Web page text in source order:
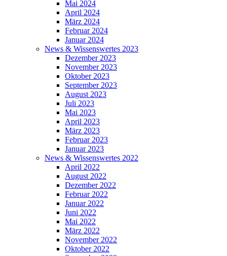
Mai 2024
April 2024
März 2024
Februar 2024
Januar 2024
News & Wissenswertes 2023
Dezember 2023
November 2023
Oktober 2023
September 2023
August 2023
Juli 2023
Mai 2023
April 2023
März 2023
Februar 2023
Januar 2023
News & Wissenswertes 2022
April 2022
August 2022
Dezember 2022
Februar 2022
Januar 2022
Juni 2022
Mai 2022
März 2022
November 2022
Oktober 2022